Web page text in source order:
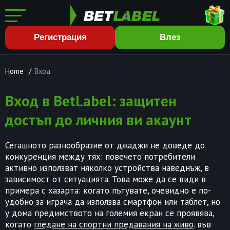
Регистрация Влез
Home / Вход
Вход в BetLabel: защитен
достъп до личния ви акаунт
Сегашното разнообразие от джаджи не доведе до
конкуренция между тях: повечето потребители
активно използват няколко устройства наведнъж, в
зависимост от ситуацията. Това може да се види в
примера с хазарта: когато пътувате, очевидно е по-
удобно за играча да използва смартфон или таблет, но
у дома предимството на големия екран се проявява,
когато гледане на спортни предавания на живо. във